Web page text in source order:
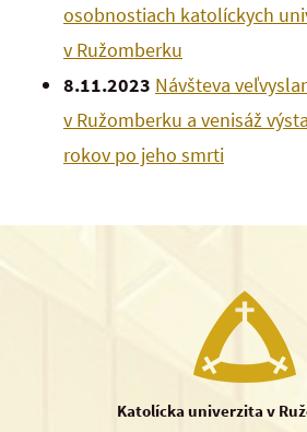
osobnostiach katolíckych
v Ružomberku
8.11.2023 Návšteva
v Ružomberku a venisáž
rokov po jeho smrti
Katolícka univerzita v